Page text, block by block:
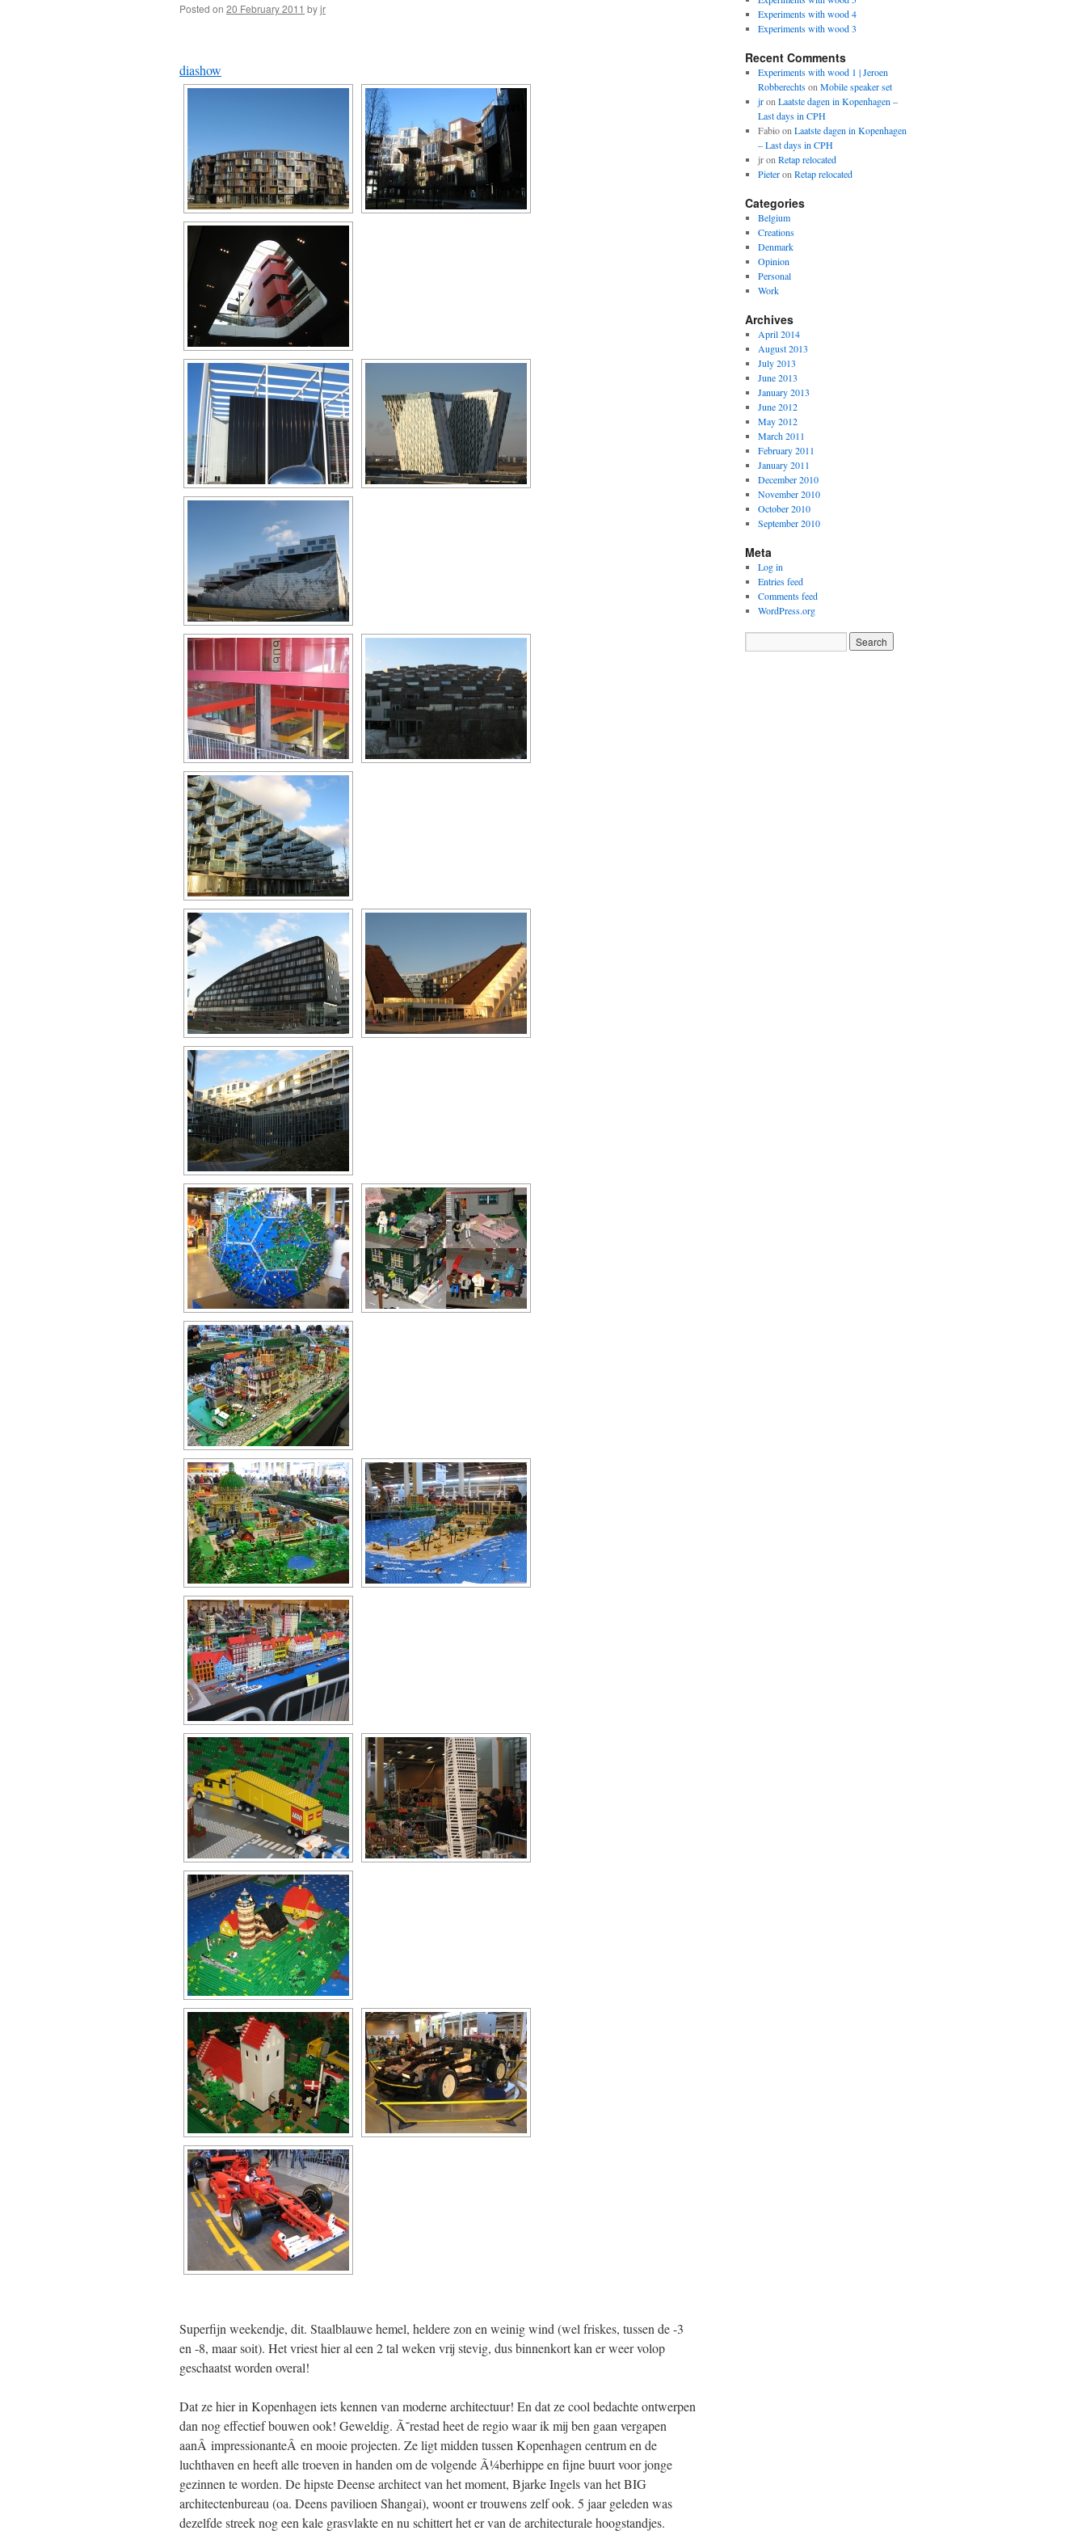
Posted on 20 February 2011 byjr
diashow
Superfijn weekendje, dit. Staalblauwe hemel, heldere zon en weinig wind (wel friskes, tussen de -3
en -8, maar soit). Het vriest hier al een 2 tal weken vrij stevig, dus binnenkort kan er weer volop
geschaatst worden overal!
Dat ze hier in Kopenhagen iets kennen van moderne architectuur! En dat ze cool bedachte ontwerpen
dan nog effectief bouwen ook! Geweldig. Ã˜restad heet de regio waar ik mij ben gaan vergapen
aanÂ impressionanteÂ en mooie projecten. Ze ligt midden tussen Kopenhagen centrum en de
luchthaven en heeft alle troeven in handen om de volgende Ã¼berhippe en fijne buurt voor jonge
gezinnen te worden. De hipste Deense architect van het moment, Bjarke Ingels van het BIG
architectenbureau (oa. Deens pavilioen Shangai), woont er trouwens zelf ook. 5 jaar geleden was
dezelfde streek nog een kale grasvlakte en nu schittert het er van de architecturale hoogstandjes.
Experiments with wood 4
Experiments with wood 3
Recent Comments
Experiments with wood 1 | Jeroen
Robberechtson Mobile speaker set
jron Laatste dagen in Kopenhagen –
Last days in CPH
Fabioon Laatste dagen in Kopenhagen
– Last days in CPH
jron Retap relocated
Pieteron Retap relocated
Categories
Belgium
Creations
Denmark
Opinion
Personal
Work
Archives
April 2014
August 2013
July 2013
June 2013
January 2013
June 2012
May 2012
March 2011
February 2011
January 2011
December 2010
November 2010
October 2010
September 2010
Meta
Log in
Entries feed
Comments feed
WordPress.org